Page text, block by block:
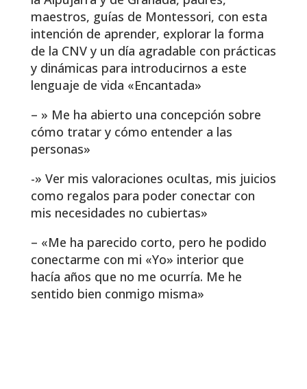
maestros, guías de Montessori, con esta
intención de aprender, explorar la forma
de la CNV y un día agradable con prácticas
y dinámicas para introducirnos a este
lenguaje de vida «Encantada»
– » Me ha abierto una concepción sobre
cómo tratar y cómo entender a las
personas»
-» Ver mis valoraciones ocultas, mis juicios
como regalos para poder conectar con
mis necesidades no cubiertas»
– «Me ha parecido corto, pero he podido
conectarme con mi «Yo» interior que
hacía años que no me ocurría. Me he
sentido bien conmigo misma»